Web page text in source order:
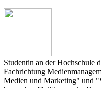
Studentin an der Hochschule
Fachrichtung
Medien und Marketing" und